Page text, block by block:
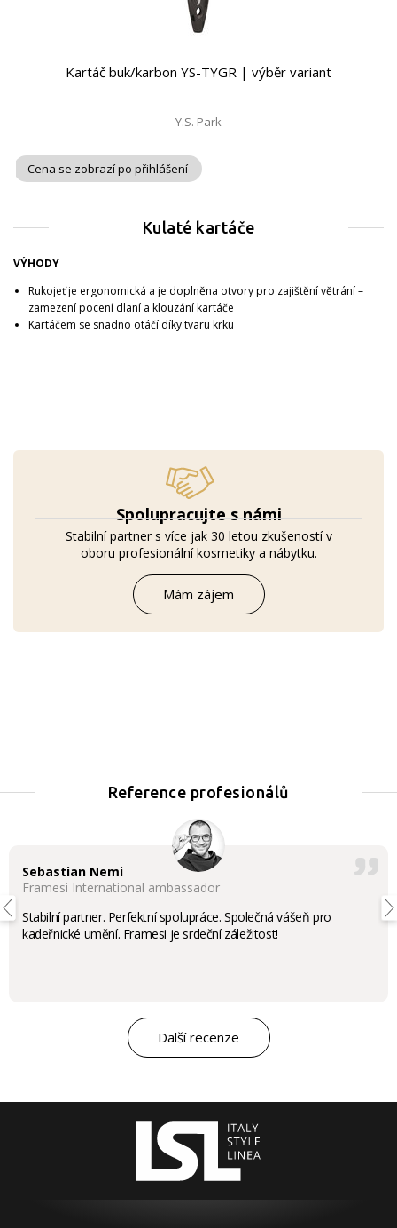
Spolupracujte s námi
Stabilní partner s více jak 30 letou zkušeností v
oboru profesionální kosmetiky a nábytku.
Mám zájem
Kartáč buk/karbon YS-TYGR | výběr variant
Y.S. Park
Cena se zobrazí po přihlášení
Kulaté kartáče
VÝHODY
Rukojeť je ergonomická a je doplněna otvory pro zajištění větrání –
zamezení pocení dlaní a klouzání kartáče
Kartáčem se snadno otáčí díky tvaru krku
Reference profesionálů
Sebastian Nemi
Framesi International ambassador
Stabilní partner. Perfektní spolupráce. Společná vášeň pro
kadeřnické umění. Framesi je srdeční záležitost!
Další recenze